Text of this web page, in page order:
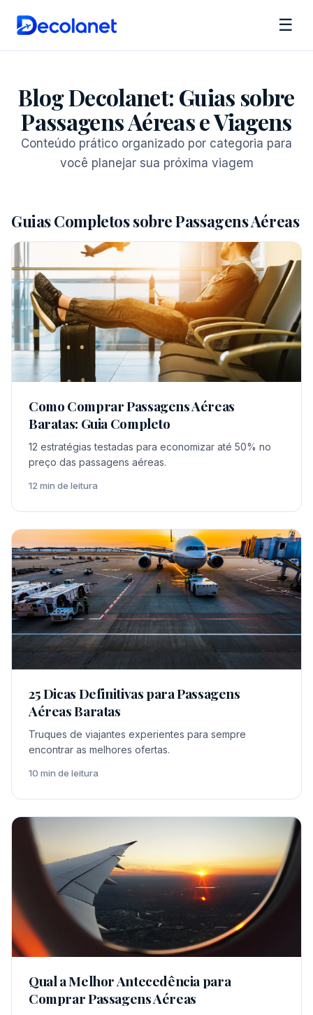
☰
Blog Decolanet: Guias sobre
Passagens Aéreas e Viagens
Conteúdo prático organizado por categoria para
você planejar sua próxima viagem
Guias Completos sobre Passagens Aéreas
Como Comprar Passagens Aéreas
Baratas: Guia Completo
12 estratégias testadas para economizar até 50% no
preço das passagens aéreas.
12 min de leitura
25 Dicas Definitivas para Passagens
Aéreas Baratas
Truques de viajantes experientes para sempre
encontrar as melhores ofertas.
10 min de leitura
Qual a Melhor Antecedência para
Comprar Passagens Aéreas